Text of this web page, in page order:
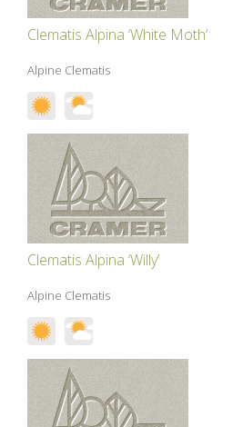
Clematis Alpina ‘White Moth’
Alpine Clematis
Clematis Alpina ‘Willy’
Alpine Clematis